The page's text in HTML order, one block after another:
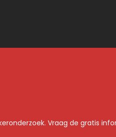
Vraag de gratis